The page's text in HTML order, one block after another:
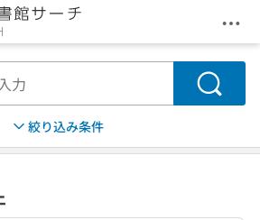
メ
検索
絞り込み条件